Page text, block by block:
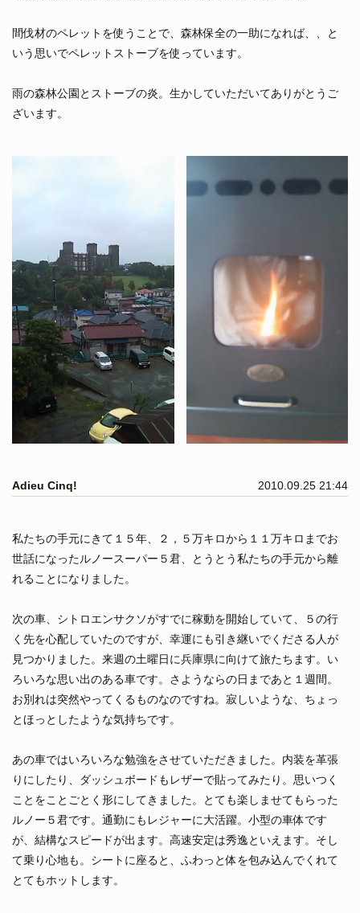
間伐材のペレットを使うことで、森林保全の一助になれば、、と
いう思いでペレットストーブを使っています。
雨の森林公園とストーブの炎。生かしていただいてありがとうご
ざいます。
Adieu Cinq! 2010.09.25 21:44
私たちの手元にきて１５年、２，５万キロから１１万キロまでお
世話になったルノースーパー５君、とうとう私たちの手元から離
れることになりました。
次の車、シトロエンサクソがすでに稼動を開始していて、５の行
く先を心配していたのですが、幸運にも引き継いでくださる人が
見つかりました。来週の土曜日に兵庫県に向けて旅たちます。い
ろいろな思い出のある車です。さようならの日まであと１週間。
お別れは突然やってくるものなのですね。寂しいような、ちょっ
とほっとしたような気持ちです。
あの車ではいろいろな勉強をさせていただきました。内装を革張
りにしたり、ダッシュボードもレザーで貼ってみたり。思いつく
ことをことごとく形にしてきました。とても楽しませてもらった
ルノー５君です。通勤にもレジャーに大活躍。小型の車体です
が、結構なスピードが出ます。高速安定は秀逸といえます。そし
て乗り心地も。シートに座ると、ふわっと体を包み込んでくれて
とてもホットします。